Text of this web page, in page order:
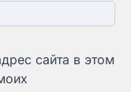
сайта в этом